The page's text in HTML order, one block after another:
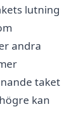
lutning
andra
taket
kan